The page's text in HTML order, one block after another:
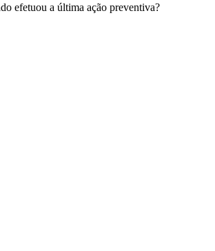
efetuou a última ação preventiva?